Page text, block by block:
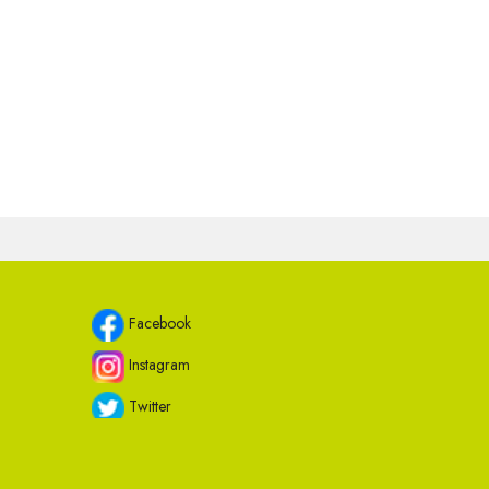
Facebook
Instagram
Twitter